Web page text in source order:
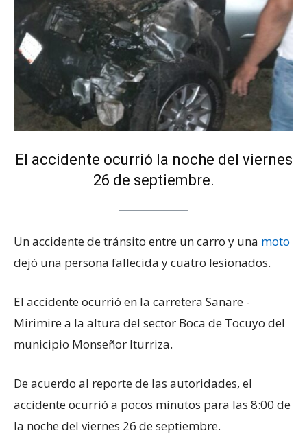
El accidente ocurrió la noche del viernes
26 de septiembre.
Un accidente de tránsito entre un carro y una moto
dejó una persona fallecida y cuatro lesionados.
El accidente ocurrió en la carretera Sanare -
Mirimire a la altura del sector Boca de Tocuyo del
municipio Monseñor Iturriza.
De acuerdo al reporte de las autoridades, el
accidente ocurrió a pocos minutos para las 8:00 de
la noche del viernes 26 de septiembre.